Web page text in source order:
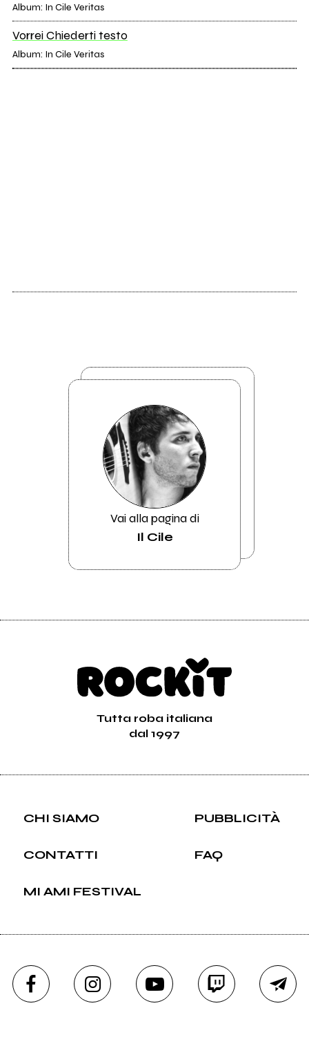
Album: In Cile Veritas
Vorrei Chiederti testo
Album: In Cile Veritas
Vai alla pagina di
Il Cile
Tutta roba italiana
dal 1997
CHI SIAMO PUBBLICITÀ
CONTATTI FAQ
MI AMI FESTIVAL